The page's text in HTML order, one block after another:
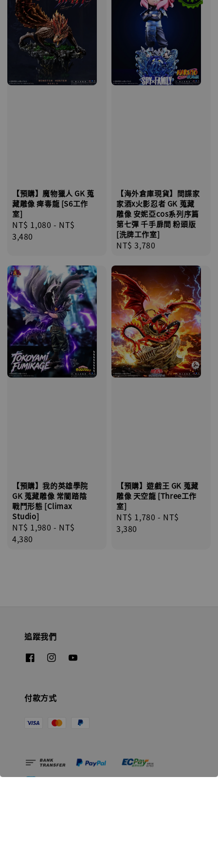
【預購】魔物獵人 GK 蒐
藏雕像 痺毒龍 [S6工作
室]
Regular
price
NT$ 1,080 - NT$
3,480
【海外倉庫現貨】間諜家
家酒x火影忍者 GK 蒐藏
雕像 安妮亞cos系列序篇
第七彈 千手扉間 粉頭版
[洗牌工作室]
Regular
NT$ 3,780
【預購】我的英雄學院
GK 蒐藏雕像 常闇踏陰
戰鬥形態 [Climax
Studio]
Regular
price
NT$ 1,980 - NT$
4,380
【預購】遊戲王 GK 蒐藏
雕像 天空龍 [Three工作
室]
Regular
price
NT$ 1,780 - NT$
3,380
追蹤我們
付款方式